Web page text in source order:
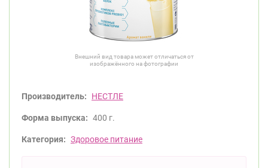
Внешний вид товара может отличаться от
изображённого на фотографии
Производитель: НЕСТЛЕ
Форма выпуска: 400 г.
Категория: Здоровое питание